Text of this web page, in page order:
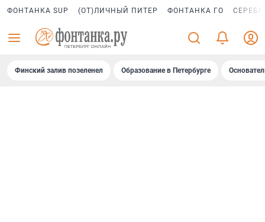
ФОНТАНКА SUP (ОТ)ЛИЧНЫЙ ПИТЕР ФОНТАНКА ГО
Финский залив позеленел Образование в Петербурге